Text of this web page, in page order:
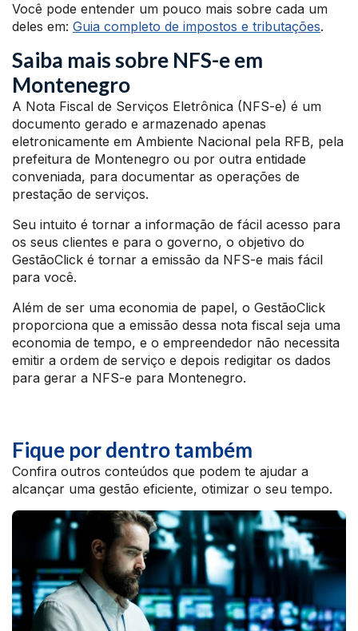
Você pode entender um pouco mais sobre cada um
deles em: Guia completo de impostos e tributações.
Saiba mais sobre NFS-e em
Montenegro
A Nota Fiscal de Serviços Eletrônica (NFS-e) é um
documento gerado e armazenado apenas
eletronicamente em Ambiente Nacional pela RFB, pela
prefeitura de Montenegro ou por outra entidade
conveniada, para documentar as operações de
prestação de serviços.
Seu intuito é tornar a informação de fácil acesso para
os seus clientes e para o governo, o objetivo do
GestãoClick é tornar a emissão da NFS-e mais fácil
para você.
Além de ser uma economia de papel, o GestãoClick
proporciona que a emissão dessa nota fiscal seja uma
economia de tempo, e o empreendedor não necessita
emitir a ordem de serviço e depois redigitar os dados
para gerar a NFS-e para Montenegro.
Fique por dentro também
Confira outros conteúdos que podem te ajudar a
alcançar uma gestão eficiente, otimizar o seu tempo.